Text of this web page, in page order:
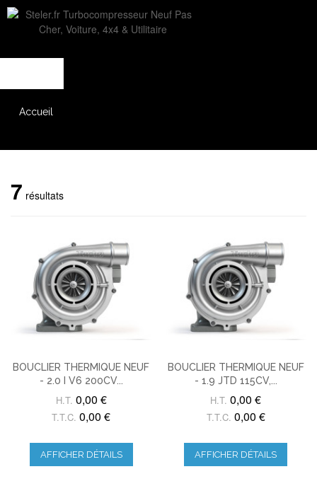
Accueil
7 résultats
BOUCLIER THERMIQUE NEUF
- 2.0 I V6 200CV...
H.T. 0,00 €
T.T.C. 0,00 €
AFFICHER DÉTAILS
BOUCLIER THERMIQUE NEUF
- 1.9 JTD 115CV,...
H.T. 0,00 €
T.T.C. 0,00 €
AFFICHER DÉTAILS